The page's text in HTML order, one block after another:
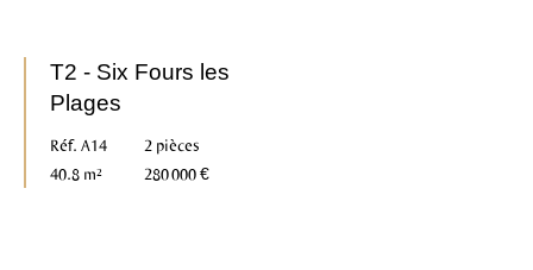
T2 - Six Fours les
Plages
Réf. A14
2 pièces
40.8 m²
280 000 €